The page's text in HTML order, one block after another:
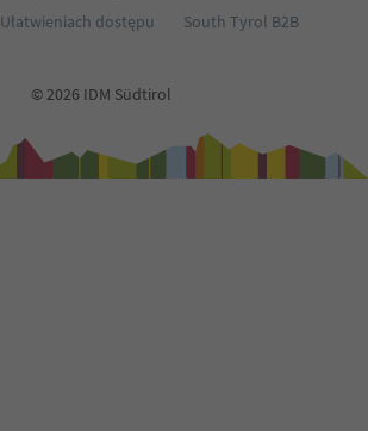
Ułatwieniach dostępu South Tyrol B2B
© 2026 IDM Südtirol